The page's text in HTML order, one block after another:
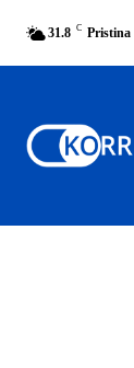
31.8 C Pristina